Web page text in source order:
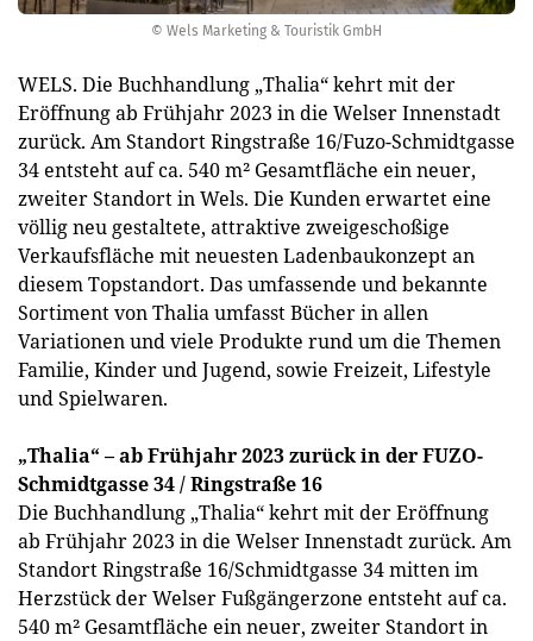
© Wels Marketing & Touristik GmbH
WELS. Die Buchhandlung „Thalia“ kehrt mit der
Eröffnung ab Frühjahr 2023 in die Welser Innenstadt
zurück. Am Standort Ringstraße 16/Fuzo-Schmidtgasse
34 entsteht auf ca. 540 m² Gesamtfläche ein neuer,
zweiter Standort in Wels. Die Kunden erwartet eine
völlig neu gestaltete, attraktive zweigeschoßige
Verkaufsfläche mit neuesten Ladenbaukonzept an
diesem Topstandort. Das umfassende und bekannte
Sortiment von Thalia umfasst Bücher in allen
Variationen und viele Produkte rund um die Themen
Familie, Kinder und Jugend, sowie Freizeit, Lifestyle
und Spielwaren.
„Thalia“ – ab Frühjahr 2023 zurück in der FUZO-
Schmidtgasse 34 / Ringstraße 16
Die Buchhandlung „Thalia“ kehrt mit der Eröffnung
ab Frühjahr 2023 in die Welser Innenstadt zurück. Am
Standort Ringstraße 16/Schmidtgasse 34 mitten im
Herzstück der Welser Fußgängerzone entsteht auf ca.
540 m² Gesamtfläche ein neuer, zweiter Standort in